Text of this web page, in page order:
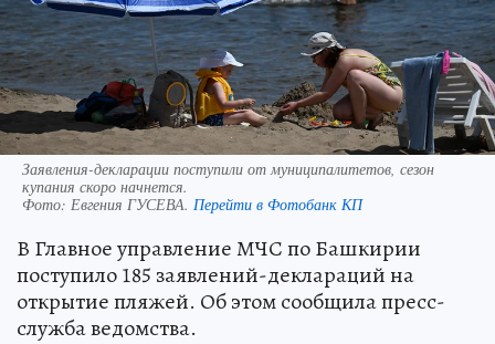
Заявления-декларации поступили от муниципалитетов, сезон
купания скоро начнется.
Фото: Евгения ГУСЕВА. Перейти в Фотобанк КП
В Главное управление МЧС по Башкирии
поступило 185 заявлений-деклараций на
открытие пляжей. Об этом сообщила пресс-
служба ведомства.